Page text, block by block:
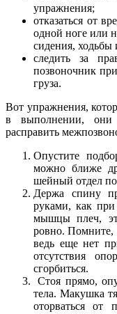
упражнения;
отказаться от
одной ноге или
сидения, ходьбы
следить за
позвоночник
груза.
Вот упражнения,
в выполнении, они
расправить
Опустите
можно ближе
шейный отдел
Держа спину
руками, как
мышцы плеч,
ровно. Помните,
ведь еще нет
отсутствия
сгорбиться.
Стоя прямо,
тела. Макушка
оторваться от